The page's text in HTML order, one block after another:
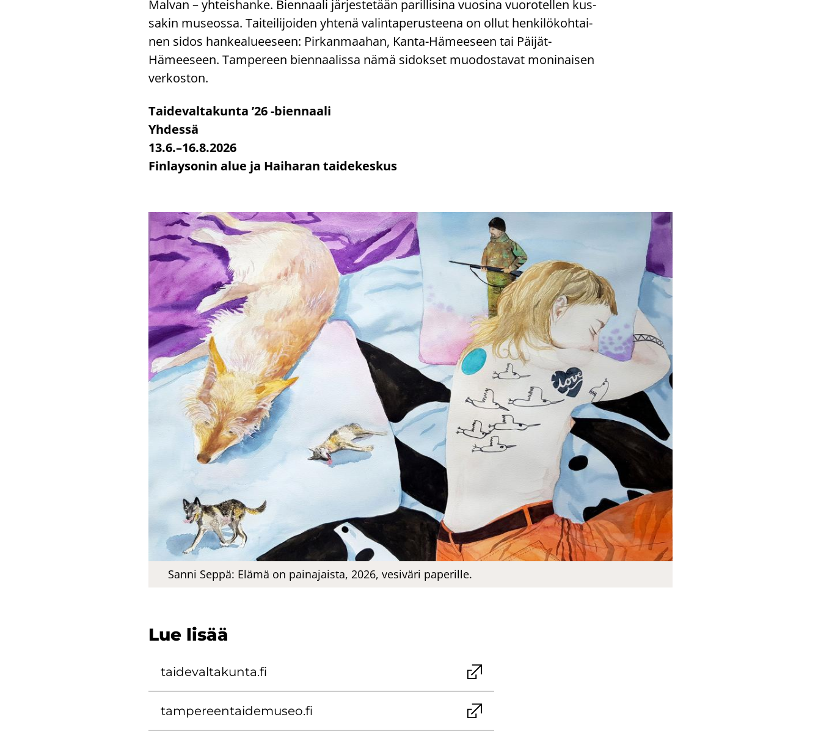
Mal­van – yh­teis­han­ke. Bien­naa­li jär­jes­te­tään pa­ril­li­si­na vuo­si­na vuo­ro­tel­len kus­
sa­kin museos­sa. Tai­tei­li­joi­den yh­te­nä va­lin­ta­pe­rus­tee­na on ollut hen­ki­lö­koh­tai­
nen sidos han­kea­lu­ee­seen: Pir­kan­maa­han, Kanta-​Hämeeseen tai Päijät-​
Hämeeseen. Tam­pe­reen bien­naa­lis­sa nämä si­dok­set muo­dos­ta­vat mo­ni­nai­sen
ver­kos­ton.
Tai­de­val­ta­kun­ta ’26 -​biennaali
Yh­des­sä
13.6.–16.8.2026
Fin­lay­so­nin alue ja Hai­ha­ran tai­de­kes­kus
Sanni Seppä: Elämä on pai­na­jais­ta, 2026, ve­si­vä­ri pa­pe­ril­le.
Lue lisää
tai­de­val­ta­kun­ta.fi
tam­pe­reen­tai­de­museo.fi